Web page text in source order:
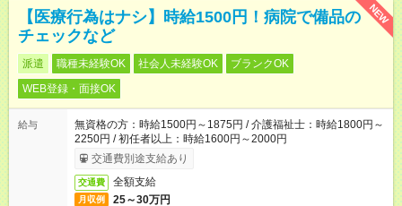
NEW
【医療行為はナシ】時給1500円！病院で備品の
チェックなど
派遣 職種未経験OK 社会人未経験OK
ブランクOK
WEB登録・面接OK
給与
無資格の方：時給1500円～1875円 / 介護福祉士：時給1800円～
2250円 / 初任者以上：時給1600円～2000円
交通費別途支給あり
交通費 全額支給
月収例 25～30万円